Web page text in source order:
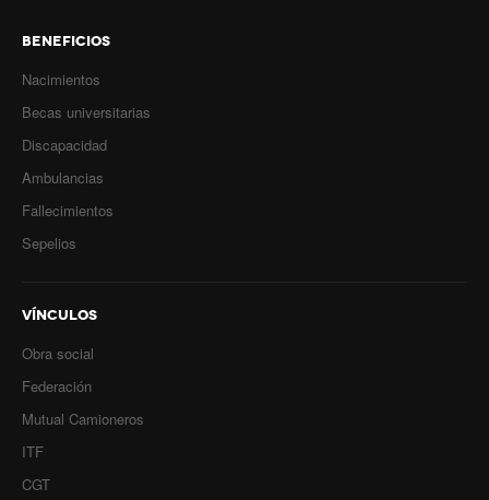
BENEFICIOS
Nacimientos
Becas universitarias
Discapacidad
Ambulancias
Fallecimientos
Sepelios
VÍNCULOS
Obra social
Federación
Mutual Camioneros
ITF
CGT